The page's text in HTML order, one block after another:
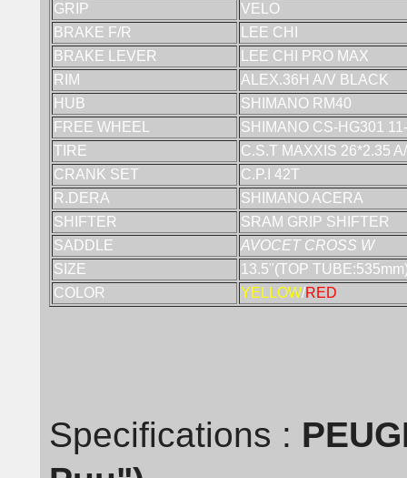
GRIP
VELO
BRAKE F/R
LEE CHI
BRAKE LEVER
LEE CHI PRO MAX
RIM
ALEX.36H A/V BLACK
HUB
SHIMANO RM40
FREE WHEEL
SHIMANO CS-HG301
TIRE
C.S.T MAXXIS 26*2.35
CRANK SET
C.P.I 42T
R.DERA
SHIMANO ACERA
SHIFTER
SRAM GRIP SHIFTER
SADDLE
AVOCET CROSS W
SIZE
13.5"(TOP
COLOR
YELLOW/RED
Specifications :